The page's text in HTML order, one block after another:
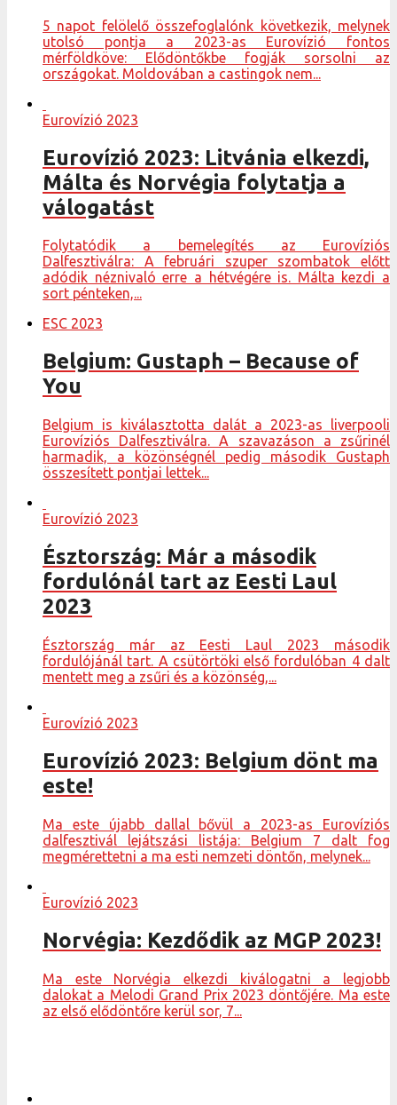
5 napot felölelő összefoglalónk következik, melynek
utolsó pontja a 2023-as Eurovízió fontos
mérföldköve: Elődöntőkbe fogják sorsolni az
országokat. Moldovában a castingok nem...
Eurovízió 2023
Eurovízió 2023: Litvánia elkezdi,
Málta és Norvégia folytatja a
válogatást
Folytatódik a bemelegítés az Eurovíziós
Dalfesztiválra: A februári szuper szombatok előtt
adódik néznivaló erre a hétvégére is. Málta kezdi a
sort pénteken,...
ESC 2023
Belgium: Gustaph – Because of
You
Belgium is kiválasztotta dalát a 2023-as liverpooli
Eurovíziós Dalfesztiválra. A szavazáson a zsűrinél
harmadik, a közönségnél pedig második Gustaph
összesített pontjai lettek...
Eurovízió 2023
Észtország: Már a második
fordulónál tart az Eesti Laul
2023
Észtország már az Eesti Laul 2023 második
fordulójánál tart. A csütörtöki első fordulóban 4 dalt
mentett meg a zsűri és a közönség,...
Eurovízió 2023
Eurovízió 2023: Belgium dönt ma
este!
Ma este újabb dallal bővül a 2023-as Eurovíziós
dalfesztivál lejátszási listája: Belgium 7 dalt fog
megmérettetni a ma esti nemzeti döntőn, melynek...
Eurovízió 2023
Norvégia: Kezdődik az MGP 2023!
Ma este Norvégia elkezdi kiválogatni a legjobb
dalokat a Melodi Grand Prix 2023 döntőjére. Ma este
az első elődöntőre kerül sor, 7...